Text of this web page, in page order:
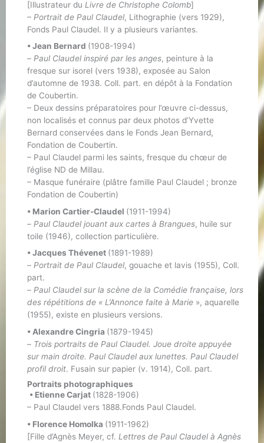
[Illustrateur du Livre de Christophe Colomb]
– Portrait de Paul Claudel, Lithographie (vers 1929),
Fonds Paul Claudel. Il y a plusieurs variantes.
• Jean Bernard (1908-1994)
– Paul Claudel inspiré par les anges, peinture à la
fresque sur isorel (vers 1938), exposée au Salon
d’automne de 1938. Coll. part. en dépôt à la Fondation
de Coubertin.
– Deux dessins préparatoires pour l’œuvre ci-dessus,
non localisés et connus par deux photos d’Yvette
Bernard conservées dans le Fonds Jean Bernard,
Fondation de Coubertin.
– Paul Claudel parmi les saints, fresque du chœur de
l’église ND de Millau.
– Masque funéraire (plâtre famille Paul Claudel ; bronze
Fondation de Coubertin)
• Marion Cartier-Claudel (1911-1994)
– Paul Claudel jouant aux cartes à Brangues, huile sur
toile (1946), collection particulière.
• Jacques Thévenet (1891-1989)
– Portrait de Paul Claudel, gouache et lavis (1955), Coll.
part.
– Paul Claudel sur la scène de la Comédie française, lors
des répétitions de « L’Annonce faite à Marie », aquarelle
(1955), existe en plusieurs versions.
• Alexandre Cingria (1879-1945)
– Trois portraits de Paul Claudel. Joue droite appuyée
sur main droite. Paul Claudel aux lunettes. Paul Claudel
profil droit. Fusain sur papier (v. 1914), Coll. part.
Portraits photographiques
• Etienne Carjat (1828-1906)
– Paul Claudel vers 1888.Fonds Paul Claudel.
• Florence Homolka (1911-1962)
[Fille d’Agnès Meyer, cf. Lettres de Paul Claudel à Agnès